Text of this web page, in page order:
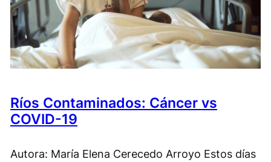
Ríos Contaminados: Cáncer vs
COVID-19
Autora: María Elena Cerecedo Arroyo Estos días